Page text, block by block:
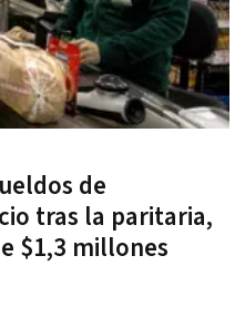
de
tras la paritaria,
$1,3 millones